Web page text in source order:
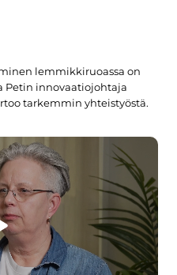
lemmikkiruoassa on
Petin innovaatiojohtaja
tarkemmin yhteistyöstä.